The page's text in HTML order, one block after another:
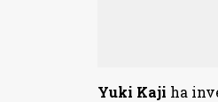
Yuki Kaji ha